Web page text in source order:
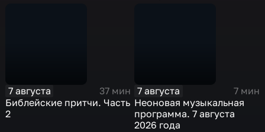
7 августа
37 мин
Библейские притчи. Часть
2
7 августа
7 мин
Неоновая музыкальная
программа. 7 августа
2026 года